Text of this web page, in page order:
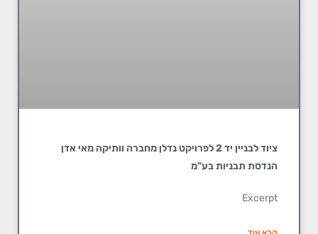
ציוד לבניין יד 2 לפרויקט נדלן מחברה וותיקה מאי אדן
הנדסת תבניות בע"מ
Excerpt